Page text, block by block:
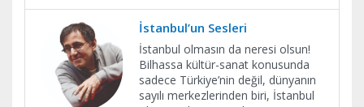
İstanbul’un Sesleri
İstanbul olmasın da neresi olsun!
Bilhassa kültür-sanat konusunda
sadece Türkiye’nin değil, dünyanın
sayılı merkezlerinden biri, İstanbul